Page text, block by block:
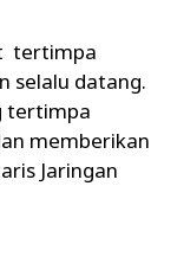
tertimpa
selalu datang.
tertimpa
memberikan
Jaringan